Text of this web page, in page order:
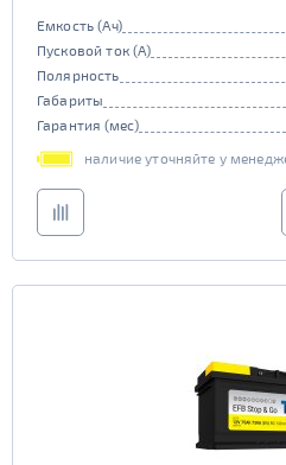
Емкость (Ач)
Пусковой ток (А)
Полярность
Габариты
Гарантия (мес)
наличие уточняйте у